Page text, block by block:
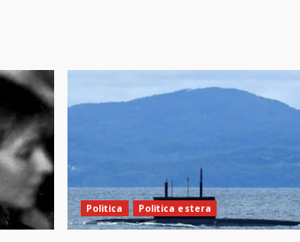
Politica Politica estera